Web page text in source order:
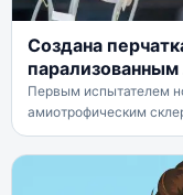
Создана
Первым испытателем
амиотрофическим